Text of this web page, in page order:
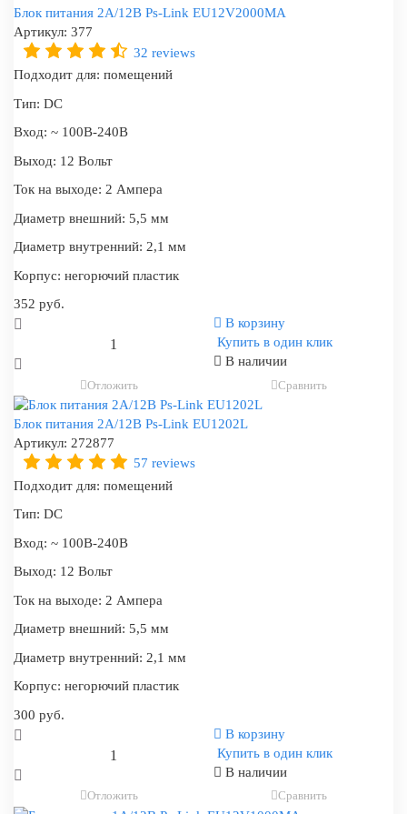
Блок питания 2А/12В Ps-Link EU12V2000MA
Артикул: 377
32 reviews
Подходит для: помещений
Тип: DC
Вход: ~ 100В-240В
Выход: 12 Вольт
Ток на выходе: 2 Ампера
Диаметр внешний: 5,5 мм
Диаметр внутренний: 2,1 мм
Корпус: негорючий пластик
352 руб.
В корзину
Купить в один клик
В наличии
Отложить Сравнить
Блок питания 2А/12В Ps-Link EU1202L
Артикул: 272877
57 reviews
Подходит для: помещений
Тип: DC
Вход: ~ 100В-240В
Выход: 12 Вольт
Ток на выходе: 2 Ампера
Диаметр внешний: 5,5 мм
Диаметр внутренний: 2,1 мм
Корпус: негорючий пластик
300 руб.
В корзину
Купить в один клик
В наличии
Отложить Сравнить